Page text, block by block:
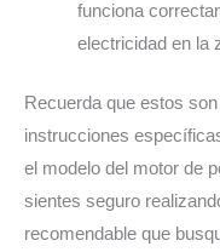
funciona
electricidad en la
Recuerda que estos
instrucciones
el modelo del motor de
sientes seguro
recomendable que